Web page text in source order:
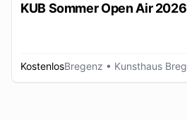
KUB Sommer Open Air 2026
KostenlosBregenz • Kunsthaus Bregenz